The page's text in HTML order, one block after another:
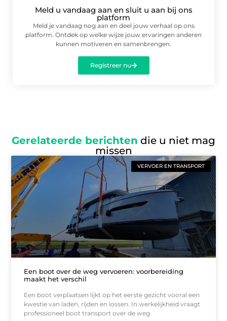
Meld u vandaag aan en sluit u aan bij ons
platform
Meld je vandaag nog aan en deel jouw verhaal op ons
platform. Ontdek op welke wijze jouw ervaringen anderen
kunnen motiveren en samenbrengen.
Registreer nu
Gerelateerde berichten die u niet mag
missen
VERVOER EN TRANSPORT
Een boot over de weg vervoeren: voorbereiding
maakt het verschil
Een boot verplaatsen lijkt op het eerste gezicht vooral een
kwestie van laden, rijden en lossen. In werkelijkheid vraagt
professioneel boot transport over de weg